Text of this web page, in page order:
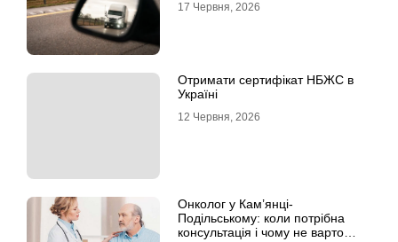
17 Червня, 2026
Отримати сертифікат НБЖС в
Україні
12 Червня, 2026
Онколог у Кам’янці-
Подільському: коли потрібна
консультація і чому не варто